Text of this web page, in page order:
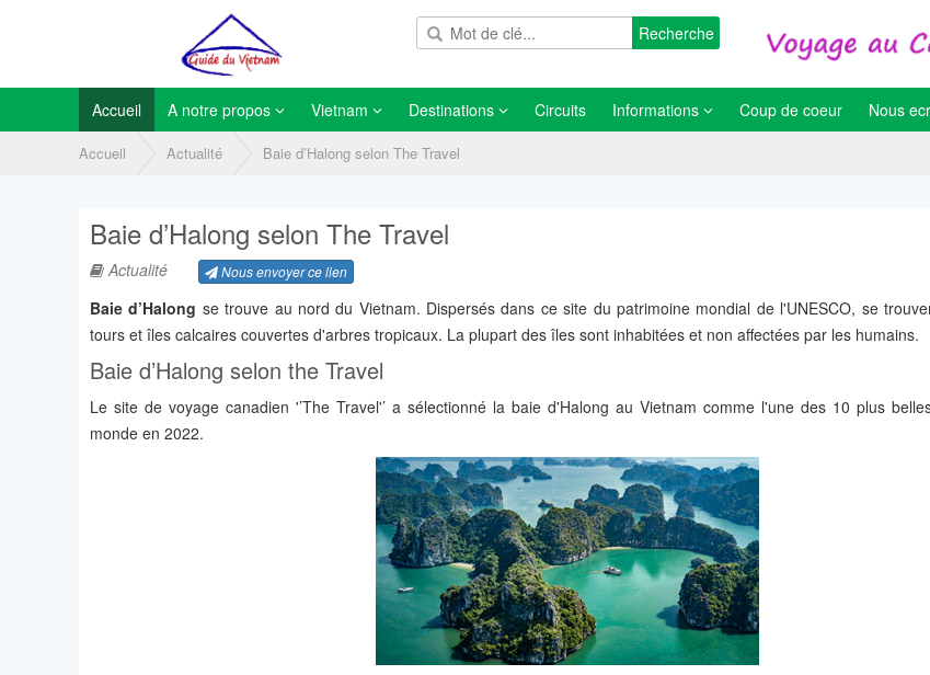
Recherche
Accueil A notre propos Vietnam Destinations Circuits Informations Coup de coeur Nous
Accueil Actualité Baie d’Halong selon The Travel
Baie d’Halong selon The Travel
Actualité Nous envoyer ce lien
Baie d’Halong se trouve au nord du Vietnam. Dispersés dans ce site du patrimoine mondial de l'UNESCO, se
tours et îles calcaires couvertes d'arbres tropicaux. La plupart des îles sont inhabitées et non affectées par les humains.
Baie d’Halong selon the Travel
Le site de voyage canadien '’The Travel'’ a sélectionné la baie d'Halong au Vietnam comme l'une des 10 plus
monde en 2022.